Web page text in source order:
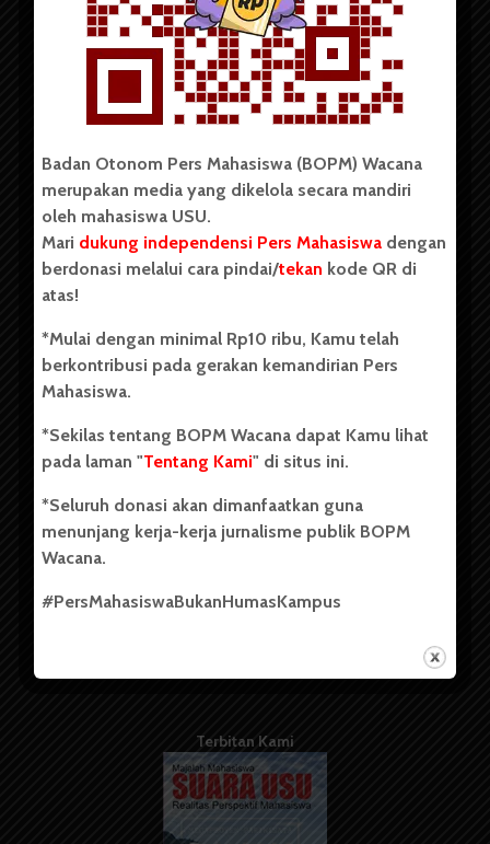
Copyright © 2023. All rights reserved BOPM WACANA.
Badan Otonom Pers Mahasiswa (BOPM) Wacana merupakan
pers mahasiswa yang berdiri di luar kampus dan dikelola
secara mandiri oleh mahasiswa Universitas Sumatera Utara
(USU). Sebelumnya BOPM Wacana merupakan salah satu
Unit Kegiatan Mahasiswa (UKM) di Universitas Sumatera
berdiri pada 1 Juli 1995.
Kontribusi
Info Iklan
Pedoman Media Siber
Kode Etik Jurnalistik
Terbitan Kami
Badan Otonom Pers Mahasiswa (BOPM) Wacana
merupakan media yang dikelola secara mandiri
oleh mahasiswa USU.
Mari dukung independensi Pers Mahasiswa dengan
berdonasi melalui cara pindai/tekan kode QR di
atas!
*Mulai dengan minimal Rp10 ribu, Kamu telah
berkontribusi pada gerakan kemandirian Pers
Mahasiswa.
*Sekilas tentang BOPM Wacana dapat Kamu lihat
pada laman "Tentang Kami" di situs ini.
*Seluruh donasi akan dimanfaatkan guna
menunjang kerja-kerja jurnalisme publik BOPM
Wacana.
#PersMahasiswaBukanHumasKampus